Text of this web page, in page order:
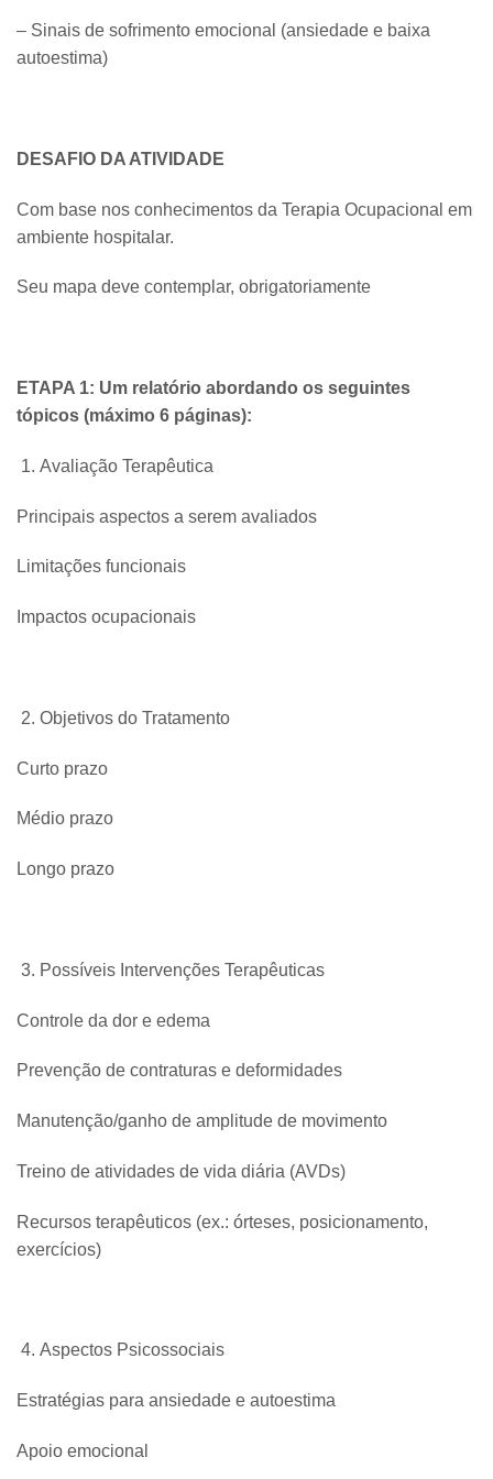
– Sinais de sofrimento emocional (ansiedade e baixa
autoestima)
DESAFIO DA ATIVIDADE
Com base nos conhecimentos da Terapia Ocupacional em
ambiente hospitalar.
Seu mapa deve contemplar, obrigatoriamente
ETAPA 1: Um relatório abordando os seguintes
tópicos (máximo 6 páginas):
Avaliação Terapêutica
Principais aspectos a serem avaliados
Limitações funcionais
Impactos ocupacionais
Objetivos do Tratamento
Curto prazo
Médio prazo
Longo prazo
Possíveis Intervenções Terapêuticas
Controle da dor e edema
Prevenção de contraturas e deformidades
Manutenção/ganho de amplitude de movimento
Treino de atividades de vida diária (AVDs)
Recursos terapêuticos (ex.: órteses, posicionamento,
exercícios)
Aspectos Psicossociais
Estratégias para ansiedade e autoestima
Apoio emocional